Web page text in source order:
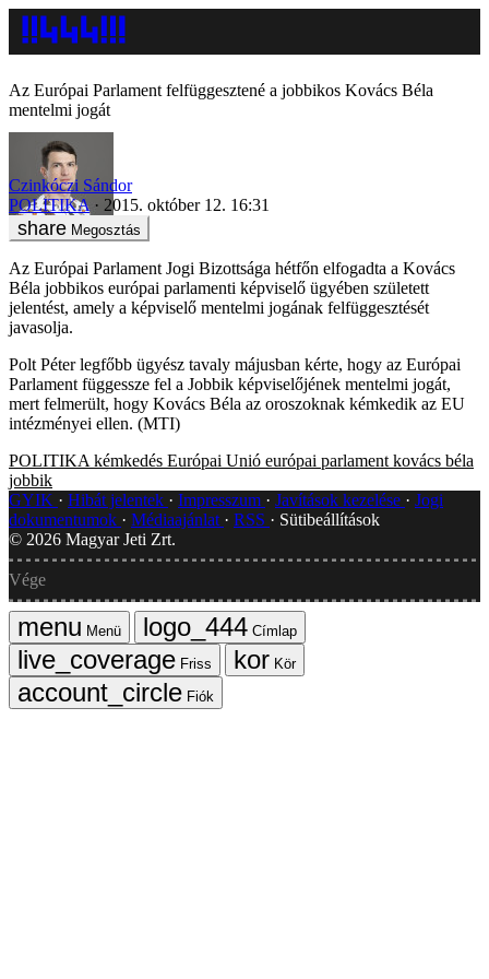
Az Európai Parlament felfüggesztené a jobbikos Kovács Béla
mentelmi jogát
Czinkóczi Sándor
POLITIKA
2015. október 12. 16:31
Megosztás
Az Európai Parlament Jogi Bizottsága hétfőn elfogadta a Kovács
Béla jobbikos európai parlamenti képviselő ügyében született
jelentést, amely a képviselő mentelmi jogának felfüggesztését
javasolja.
Polt Péter legfőbb ügyész tavaly májusban kérte, hogy az Európai
Parlament függessze fel a Jobbik képviselőjének mentelmi jogát,
mert felmerült, hogy Kovács Béla az oroszoknak kémkedik az EU
intézményei ellen. (MTI)
POLITIKA kémkedés Európai Unió európai parlament kovács béla
jobbik
GYIK
Hibát jelentek Impresszum Javítások kezelése
Jogi
dokumentumok
Médiaajánlat RSS
Sütibeállítások
© 2026 Magyar Jeti Zrt.
Vége
Menü
Címlap
Friss
Kör
Fiók